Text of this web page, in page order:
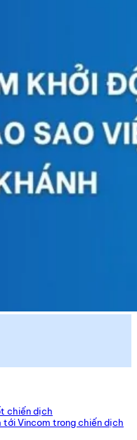
chiến dịch
tới Vincom trong chiến dịch